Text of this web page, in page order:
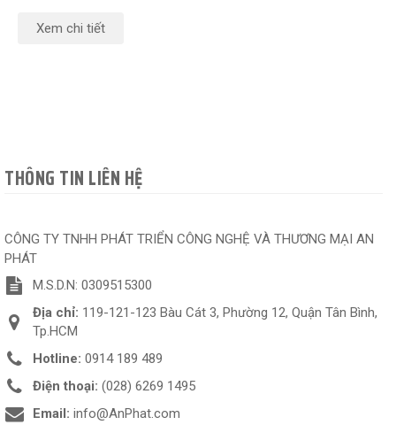
Xem chi tiết
THÔNG TIN LIÊN HỆ
CÔNG TY TNHH PHÁT TRIỂN CÔNG NGHỆ VÀ THƯƠNG MẠI AN
PHÁT
M.S.D.N: 0309515300
Địa chỉ: 119-121-123 Bàu Cát 3, Phường 12, Quận Tân Bình,
Tp.HCM
Hotline: 0914 189 489
Điện thoại: (028) 6269 1495
Email: info@AnPhat.com